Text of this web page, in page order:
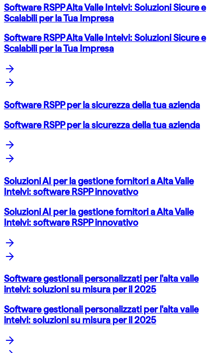
Software RSPP Alta Valle Intelvi: Soluzioni Sicure e
Scalabili per la Tua Impresa
Software RSPP Alta Valle Intelvi: Soluzioni Sicure e
Scalabili per la Tua Impresa
Software RSPP per la sicurezza della tua azienda
Software RSPP per la sicurezza della tua azienda
Soluzioni AI per la gestione fornitori a Alta Valle
Intelvi: software RSPP innovativo
Soluzioni AI per la gestione fornitori a Alta Valle
Intelvi: software RSPP innovativo
Software gestionali personalizzati per l'alta valle
intelvi: soluzioni su misura per il 2025
Software gestionali personalizzati per l'alta valle
intelvi: soluzioni su misura per il 2025